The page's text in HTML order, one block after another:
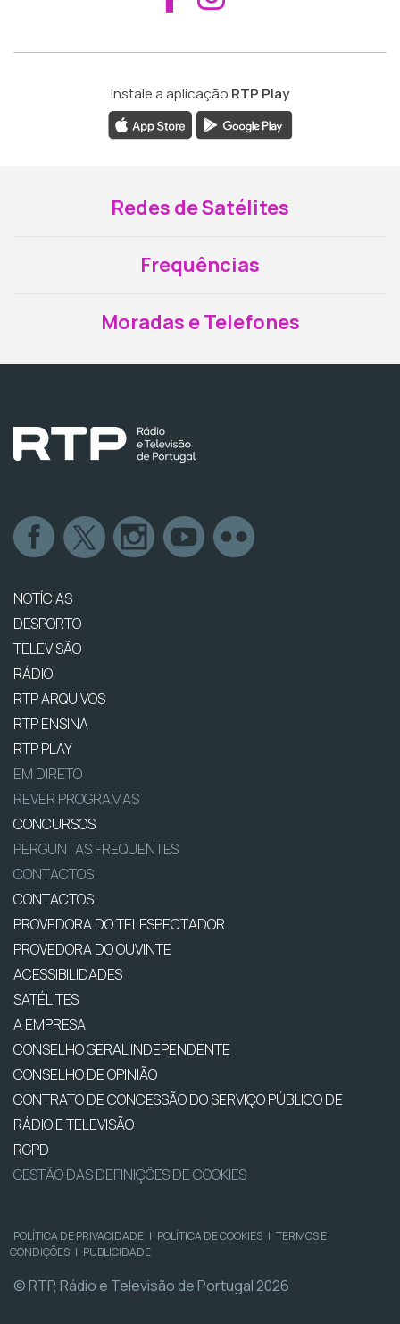
Instale a aplicação RTP Play
Redes de Satélites
Frequências
Moradas e Telefones
NOTÍCIAS
DESPORTO
TELEVISÃO
RÁDIO
RTP ARQUIVOS
RTP ENSINA
RTP PLAY
EM DIRETO
REVER PROGRAMAS
CONCURSOS
PERGUNTAS FREQUENTES
CONTACTOS
CONTACTOS
PROVEDORA DO TELESPECTADOR
PROVEDORA DO OUVINTE
ACESSIBILIDADES
SATÉLITES
A EMPRESA
CONSELHO GERAL INDEPENDENTE
CONSELHO DE OPINIÃO
CONTRATO DE CONCESSÃO DO SERVIÇO PÚBLICO DE
RÁDIO E TELEVISÃO
RGPD
GESTÃO DAS DEFINIÇÕES DE COOKIES
POLÍTICA DE PRIVACIDADE | POLÍTICA DE COOKIES | TERMOS E
CONDIÇÕES | PUBLICIDADE
© RTP, Rádio e Televisão de Portugal 2026